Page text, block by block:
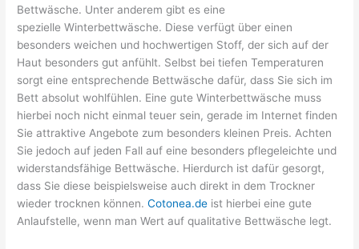
Bettwäsche. Unter anderem gibt es eine
spezielleWinterbettwäsche. Diese verfügt über einen
besonders weichen und hochwertigen Stoff, der sich auf der
Haut besonders gut anfühlt. Selbst bei tiefen Temperaturen
sorgt eine entsprechende Bettwäsche dafür, dass Sie sich im
Bett absolut wohlfühlen. Eine guteWinterbettwäsche muss
hierbei noch nicht einmal teuer sein, gerade im Internet finden
Sie attraktive Angebote zum besonders kleinen Preis. Achten
Sie jedoch auf jeden Fall auf eine besonders pflegeleichte und
widerstandsfähige Bettwäsche. Hierdurch ist dafür gesorgt,
dass Sie diese beispielsweise auch direkt in dem Trockner
wieder trocknen können.Cotonea.de ist hierbei eine gute
Anlaufstelle, wenn man Wert auf qualitative Bettwäsche legt.